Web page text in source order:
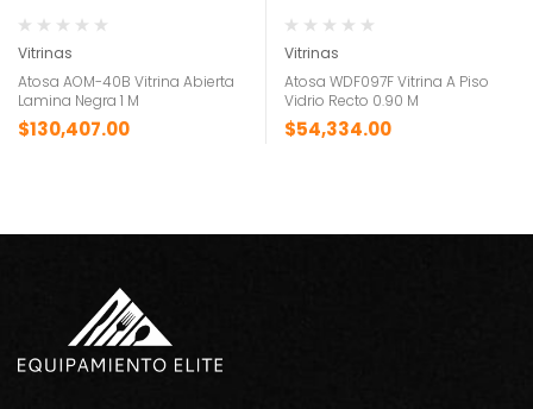
Vitrinas
Atosa AOM-40B Vitrina Abierta
Lamina Negra 1 M
$130,407.00
Vitrinas
Atosa WDF097F Vitrina A Piso
Vidrio Recto 0.90 M
$54,334.00